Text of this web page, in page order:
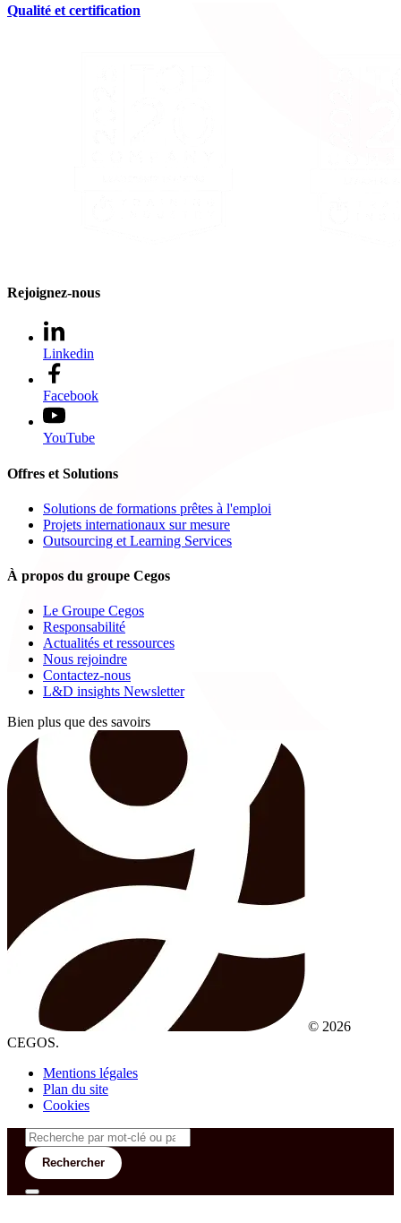
Qualité et certification
Rejoignez-nous
Linkedin
Facebook
YouTube
Offres et Solutions
Solutions de formations prêtes à l'emploi
Projets internationaux sur mesure
Outsourcing et Learning Services
À propos du groupe Cegos
Le Groupe Cegos
Responsabilité
Actualités et ressources
Nous rejoindre
Contactez-nous
L&D insights Newsletter
Bien plus que des savoirs
© 2026
CEGOS.
Mentions légales
Plan du site
Cookies
Rechercher